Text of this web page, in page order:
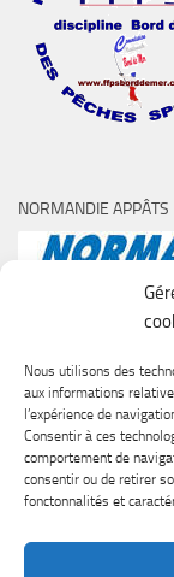
Nous utilisons des
aux informations
l’expérience de
Consentir à ces
comportement de
consentir ou de retirer
fonctonnalités et
NORMANDIE APPÂTS